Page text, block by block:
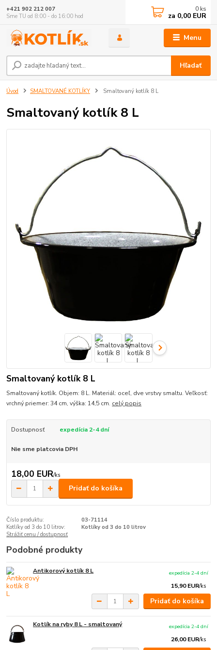
Menu
Hľadať
+421 902 212 007
Sme TU od 8:00 - do 16:00 hod
0 ks
za 0,00 EUR
Úvod SMALTOVANÉ KOTLÍKY Smaltovaný kotlík 8 L
Smaltovaný kotlík 8 L
Smaltovaný kotlík 8 L
Smaltovaný kotlík. Objem: 8 L. Materiál: oceľ, dve vrstvy smaltu. Veľkosť:
vrchný priemer: 34 cm, výška: 14,5 cm. celý popis
Dostupnosť expedícia 2-4 dní
Nie sme platcovia DPH
18,00 EUR/ks
Pridať do košíka
Číslo produktu:
03-71114
Kotlíky od 3 do 10 litrov:
Kotlíky od 3 do 10 litrov
Strážiť cenu / dostupnosť
Podobné produkty
Antikorový kotlík 8 L
15,90 EUR/ks
expedícia 2-4 dní
Pridať do košíka
Kotlík na ryby 8 L - smaltovaný
26,00 EUR/ks
expedícia 2-4 dní